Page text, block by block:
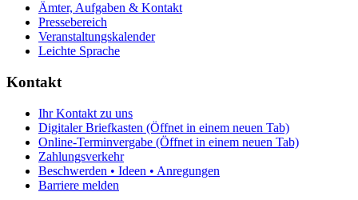
Ämter, Aufgaben & Kontakt
Pressebereich
Veranstaltungskalender
Leichte Sprache
Kontakt
Ihr Kontakt zu uns
Digitaler Briefkasten (Öffnet in einem neuen Tab)
Online-Terminvergabe (Öffnet in einem neuen Tab)
Zahlungsverkehr
Beschwerden • Ideen • Anregungen
Barriere melden